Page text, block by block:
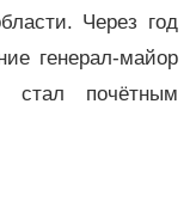
Через год
генерал-майор
почётным